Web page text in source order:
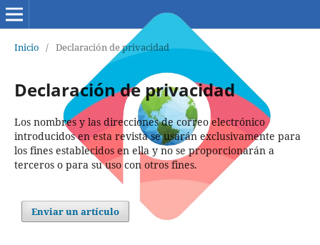
Inicio / Declaración de privacidad
Declaración de privacidad
Los nombres y las direcciones de correo electrónico
introducidos en esta revista se usarán exclusivamente para
los fines establecidos en ella y no se proporcionarán a
terceros o para su uso con otros fines.
Enviar un artículo